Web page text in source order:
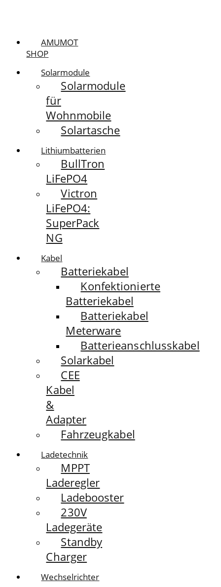
AMUMOT
SHOP
Solarmodule
Solarmodule
für
Wohnmobile
Solartasche
Lithiumbatterien
BullTron
LiFePO4
Victron
LiFePO4:
SuperPack
NG
Kabel
Batteriekabel
Konfektionierte
Batteriekabel
Batteriekabel
Meterware
Batterieanschlusskabel
Solarkabel
CEE
Kabel
&
Adapter
Fahrzeugkabel
Ladetechnik
MPPT
Laderegler
Ladebooster
230V
Ladegeräte
Standby
Charger
Wechselrichter